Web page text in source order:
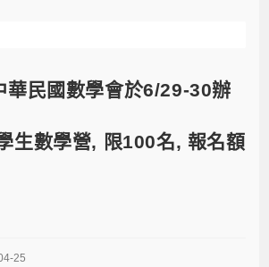
華民國數學會於6/29-30辦
生數學營, 限100名, 報名額
25